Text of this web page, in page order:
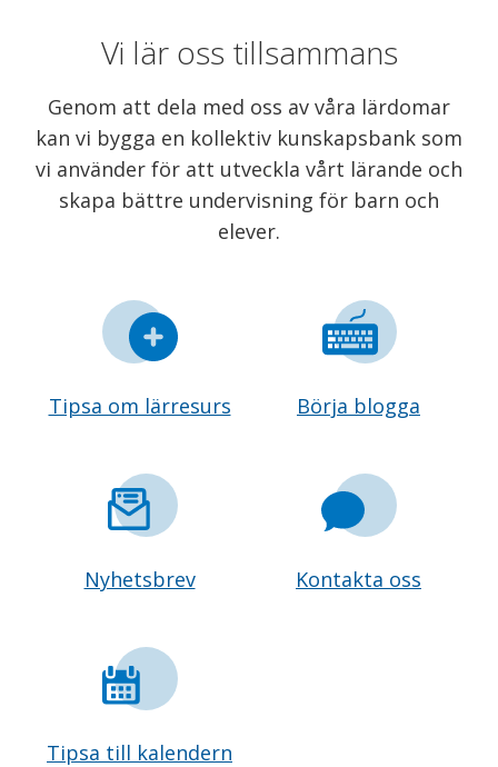
Vi lär oss tillsammans
Genom att dela med oss av våra lärdomar
kan vi bygga en kollektiv kunskapsbank som
vi använder för att utveckla vårt lärande och
skapa bättre undervisning för barn och
elever.
Tipsa om lärresurs Börja blogga
Nyhetsbrev Kontakta oss
Tipsa till kalendern